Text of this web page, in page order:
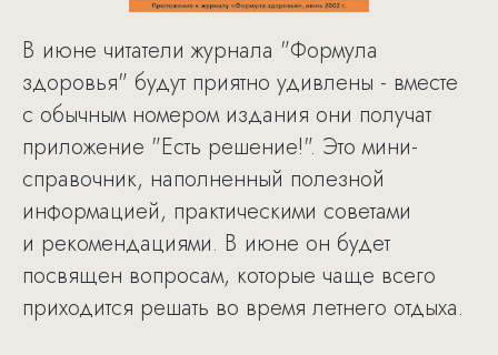
В июне читатели журнала "Формула
здоровья" будут приятно удивлены - вместе
с обычным номером издания они получат
приложение "Есть решение!". Это мини-
справочник, наполненный полезной
информацией, практическими советами
и рекомендациями. В июне он будет
посвящен вопросам, которые чаще всего
приходится решать во время летнего отдыха.